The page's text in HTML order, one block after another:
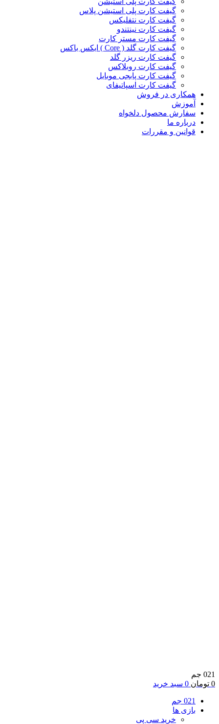
گیفت کارت پلی استیشن پلاس
گیفت کارت نتفلیکس
گیفت کارت نینتندو
گیفت کارت مستر کارت
گیفت کارت گلد ( Core ) ایکس باکس
گیفت کارت ریزر گلد
گیفت کارت روبلاکس
گیفت کارت پابجی موبایل
گیفت کارت اسپاتیفای
همکاری در فروش
آموزش
سفارش محصول دلخواه
درباره ما
قوانین و مقررات
021 جم
0 تومان 0 سبد خرید
021 جم
بازی ها
خرید سی پی